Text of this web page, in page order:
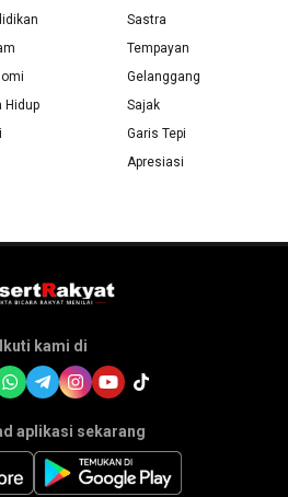
Hidup
Sastra
Tempayan
Gelanggang
Sajak
Garis Tepi
Apresiasi
Ikuti kami di
aplikasi sekarang